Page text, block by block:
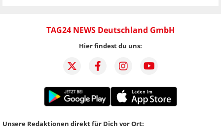
TAG24 NEWS Deutschland GmbH
Hier findest du uns:
Unsere Redaktionen direkt für Dich vor Ort: